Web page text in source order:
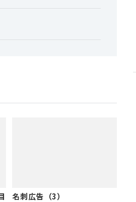
名刺広告（3）